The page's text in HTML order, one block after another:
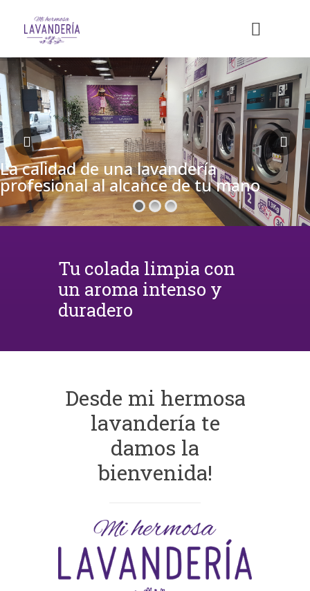
La calidad de una lavandería
profesional al alcance de tu mano
Tu colada limpia con
un aroma intenso y
duradero
Desde mi hermosa
lavandería te
damos la
bienvenida!